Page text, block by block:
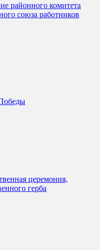
районного комитета
союза работников
церемония,
герба